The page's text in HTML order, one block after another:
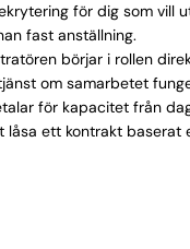
för dig som vill
fast anställning.
börjar i rollen
om samarbetet
för kapacitet från
låsa ett kontrakt baserat